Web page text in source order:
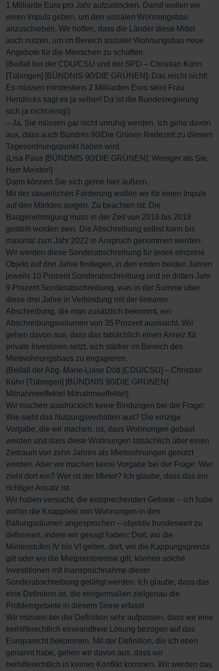
1 Milliarde Euro pro Jahr aufzustocken. Damit wollen wir
einen Impuls geben, um den sozialen Wohnungsbau
anzuschieben. Wir hoffen, dass die Länder diese Mittel
auch nutzen, um im Bereich sozialer Wohnungsbau neue
Angebote für die Menschen zu schaffen.
(Beifall bei der CDU/CSU und der SPD – Christian Kühn
[Tübingen] [BÜNDNIS 90/DIE GRÜNEN]: Das reicht nicht!
Es müssen mindestens 2 Milliarden Euro sein! Frau
Hendricks sagt es ja selber! Da ist die Bundesregierung
sich ja nicht einig!)
– Ja, Sie müssen gar nicht unruhig werden. Ich gehe davon
aus, dass auch Bündnis 90/Die Grünen Redezeit zu diesem
Tagesordnungspunkt haben wird.
(Lisa Paus [BÜNDNIS 90/DIE GRÜNEN]: Weniger als Sie,
Herr Meister!)
Dann können Sie sich gerne hier äußern.
Mit der steuerlichen Förderung wollen wir für einen Impuls
auf den Märkten sorgen. Zu beachten ist: Die
Baugenehmigung muss in der Zeit von 2016 bis 2018
gestellt worden sein. Die Abschreibung selbst kann bis
maximal zum Jahr 2022 in Anspruch genommen werden.
Wir werden diese Sonderabschreibung für jedes einzelne
Objekt auf drei Jahre festlegen, in den ersten beiden Jahren
jeweils 10 Prozent Sonderabschreibung und im dritten Jahr
9 Prozent Sonderabschreibung, was in der Summe über
diese drei Jahre in Verbindung mit der linearen
Abschreibung, die man zusätzlich bekommt, ein
Abschreibungsvolumen von 35 Prozent ausmacht. Wir
gehen davon aus, dass das tatsächlich einen Anreiz für
private Investoren setzt, sich stärker im Bereich des
Mietwohnungsbaus zu engagieren.
(Beifall der Abg. Marie-Luise Dött [CDU/CSU] – Christian
Kühn [Tübingen] [BÜNDNIS 90/DIE GRÜNEN]:
Mitnahmeeffekte! Mitnahmeeffekte!)
Wir machen ausdrücklich keine Bindungen bei der Frage:
Wie sieht das Nutzungsverhalten aus? Die einzige
Vorgabe, die wir machen, ist, dass Wohnungen gebaut
werden und dass diese Wohnungen tatsächlich über einen
Zeitraum von zehn Jahren als Mietwohnungen genutzt
werden. Aber wir machen keine Vorgabe bei der Frage: Wer
zieht dort ein? Wer ist der Mieter? Ich glaube, dass das ein
richtiger Ansatz ist.
Wir haben versucht, die entsprechenden Gebiete – ich habe
vorhin die Knappheit von Wohnungen in den
Ballungsräumen angesprochen – objektiv bundesweit zu
definieren, indem wir gesagt haben: Dort, wo die
Mietenstufen IV bis VI gelten, dort, wo die Kappungsgrenze
gilt oder wo die Mietpreisbremse gilt, können solche
Investitionen mit Inanspruchnahme dieser
Sonderabschreibung getätigt werden. Ich glaube, dass das
eine Definition ist, die einigermaßen zielgenau die
Problemgebiete in diesem Sinne erfasst.
Wir müssen bei der Definition sehr aufpassen, dass wir eine
beihilferechtlich einwandfreie Lösung bezogen auf das
Europarecht bekommen. Mit der Definition, die ich eben
genannt habe, gehen wir davon aus, dass wir
beihilferechtlich in keinen Konflikt kommen. Wir werden das